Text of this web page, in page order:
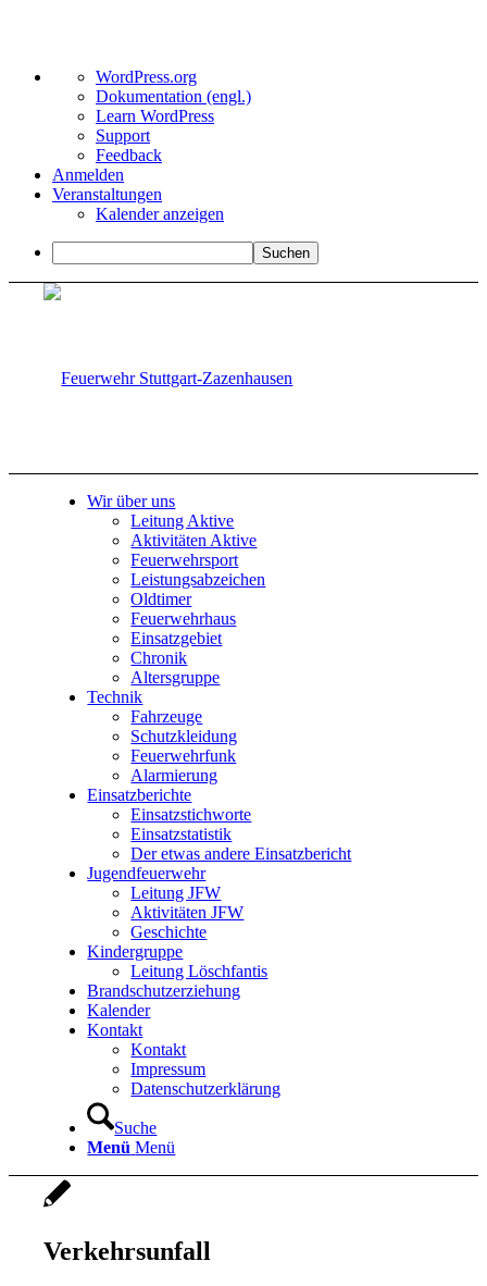
Über
WordPress
WordPress.org
Dokumentation (engl.)
Learn WordPress
Support
Feedback
Anmelden
Veranstaltungen
Kalender anzeigen
Suchen
Wir über uns
Leitung Aktive
Aktivitäten Aktive
Feuerwehrsport
Leistungsabzeichen
Oldtimer
Feuerwehrhaus
Einsatzgebiet
Chronik
Altersgruppe
Technik
Fahrzeuge
Schutzkleidung
Feuerwehrfunk
Alarmierung
Einsatzberichte
Einsatzstichworte
Einsatzstatistik
Der etwas andere Einsatzbericht
Jugendfeuerwehr
Leitung JFW
Aktivitäten JFW
Geschichte
Kindergruppe
Leitung Löschfantis
Brandschutzerziehung
Kalender
Kontakt
Kontakt
Impressum
Datenschutzerklärung
Suche
Menü Menü
Verkehrsunfall